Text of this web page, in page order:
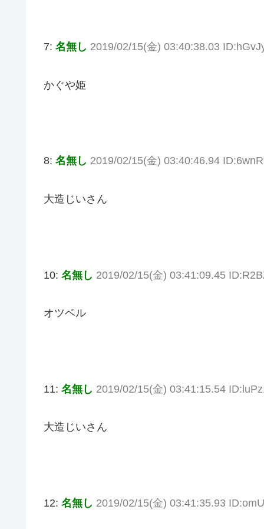
7: 名無し 2019/02/15(金) 03:40:38.03
かぐや姫
8: 名無し 2019/02/15(金) 03:40:46.94
大造じいさん
10: 名無し 2019/02/15(金) 03:41:09.45
オツベル
11: 名無し 2019/02/15(金) 03:41:15.54
大造じいさん
12: 名無し 2019/02/15(金) 03:41:35.93